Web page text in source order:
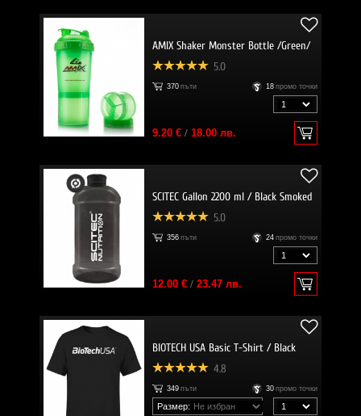
AMIX Shaker Monster Bottle /Green/
5.0
370 пъти 18 промо точки
9.20 €/ 18.00 лв.
SCITEC Gallon 2200 ml / Black Smoked
5.0
356 пъти 24 промо точки
12.00 €/ 23.47 лв.
BIOTECH USA Basic T-Shirt / Black
4.8
349 пъти 30 промо точки
Размер: